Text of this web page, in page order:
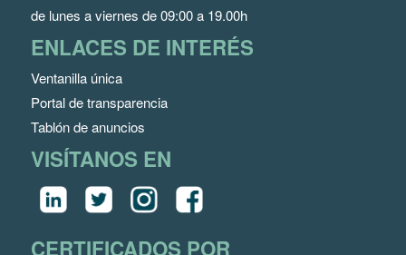
de lunes a viernes de 09:00 a 19.00h
ENLACES DE INTERÉS
Ventanilla única
Portal de transparencia
Tablón de anuncios
VISÍTANOS EN
CERTIFICADOS POR